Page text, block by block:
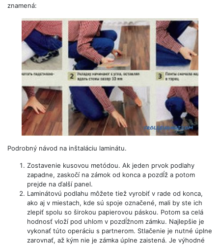
znamená:
Podrobný návod na inštaláciu laminátu.
Zostavenie kusovou metódou. Ak jeden prvok podlahy
zapadne, zaskočí na zámok od konca a pozdĺž a potom
prejde na ďalší panel.
Laminátovú podlahu môžete tiež vyrobiť v rade od konca,
ako aj v miestach, kde sú spoje označené, mali by ste ich
zlepiť spolu so širokou papierovou páskou. Potom sa celá
hodnosť vloží pod uhlom v pozdĺžnom zámku. Najlepšie je
vykonať túto operáciu s partnerom. Stlačenie je nutné úplne
zarovnať, až kým nie je zámka úplne zaistená. Je výhodné